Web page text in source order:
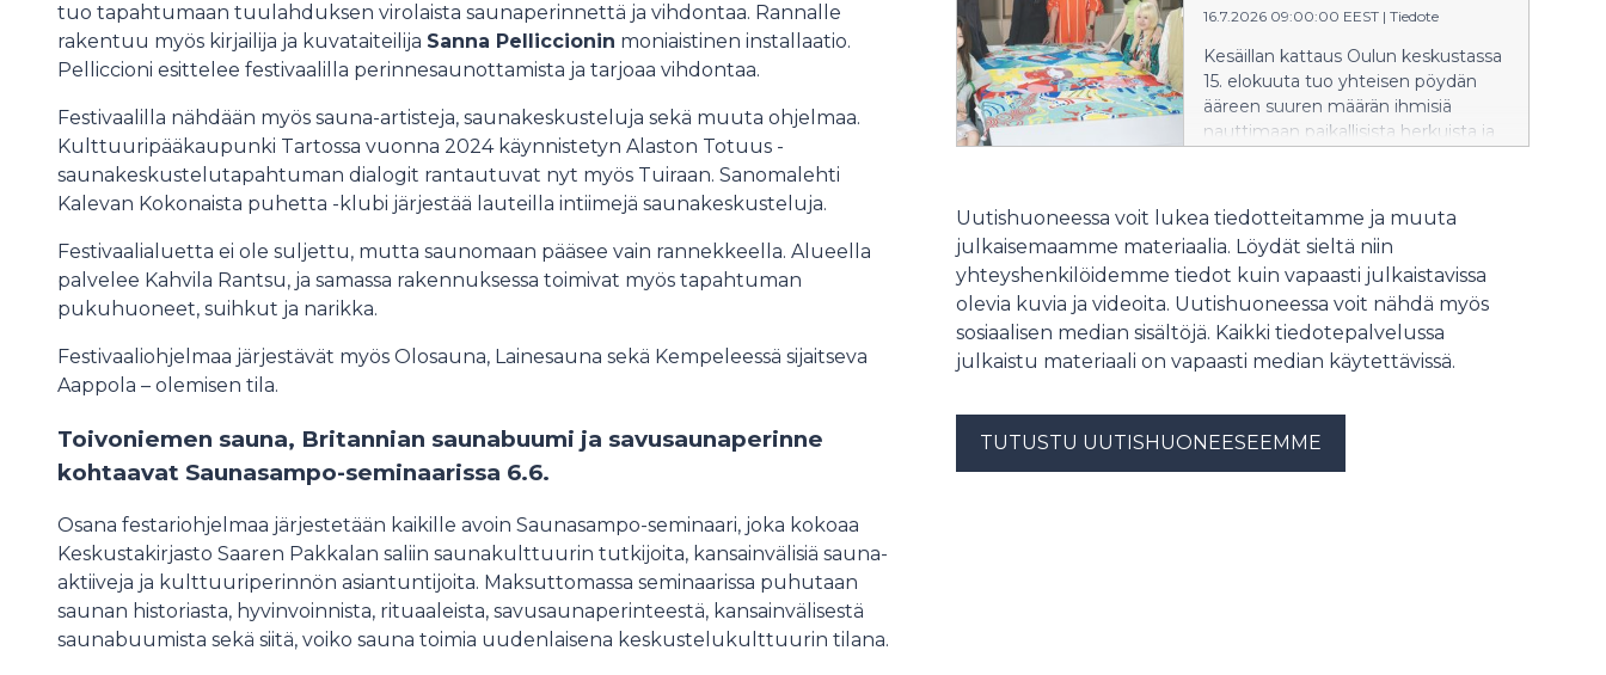
tuo tapahtumaan tuulahduksen virolaista saunaperinnettä ja vihdontaa. Rannalle
rakentuu myös kirjailija ja kuvataiteilija Sanna Pelliccionin moniaistinen installaatio.
Pelliccioni esittelee festivaalilla perinnesaunottamista ja tarjoaa vihdontaa.
Festivaalilla nähdään myös sauna-artisteja, saunakeskusteluja sekä muuta ohjelmaa.
Kulttuuripääkaupunki Tartossa vuonna 2024 käynnistetyn Alaston Totuus -
saunakeskustelutapahtuman dialogit rantautuvat nyt myös Tuiraan. Sanomalehti
Kalevan Kokonaista puhetta -klubi järjestää lauteilla intiimejä saunakeskusteluja.
Festivaalialuetta ei ole suljettu, mutta saunomaan pääsee vain rannekkeella. Alueella
palvelee Kahvila Rantsu, ja samassa rakennuksessa toimivat myös tapahtuman
pukuhuoneet, suihkut ja narikka.
Festivaaliohjelmaa järjestävät myös Olosauna, Lainesauna sekä Kempeleessä sijaitseva
Aappola – olemisen tila.
Toivoniemen sauna, Britannian saunabuumi ja savusaunaperinne
kohtaavat Saunasampo-seminaarissa 6.6.
Osana festariohjelmaa järjestetään kaikille avoin Saunasampo-seminaari, joka kokoaa
Keskustakirjasto Saaren Pakkalan saliin saunakulttuurin tutkijoita, kansainvälisiä sauna-
aktiiveja ja kulttuuriperinnön asiantuntijoita. Maksuttomassa seminaarissa puhutaan
saunan historiasta, hyvinvoinnista, rituaaleista, savusaunaperinteestä, kansainvälisestä
saunabuumista sekä siitä, voiko sauna toimia uudenlaisena keskustelukulttuurin tilana.
kilometer-long tablecloth as unique
as the event itself.
16.7.2026 09:00:00 EEST | Tiedote
Kesäillan kattaus Oulun keskustassa
15. elokuuta tuo yhteisen pöydän
ääreen suuren määrän ihmisiä
nauttimaan paikallisista herkuista ja
suunnitella kilometrin matkalle yhtä
ainutlaatuisen pöytäliinan kuin koko
tapahtuma on.
Uutishuoneessa voit lukea tiedotteitamme ja muuta
julkaisemaamme materiaalia. Löydät sieltä niin
yhteyshenkilöidemme tiedot kuin vapaasti julkaistavissa
olevia kuvia ja videoita. Uutishuoneessa voit nähdä myös
sosiaalisen median sisältöjä. Kaikki tiedotepalvelussa
julkaistu materiaali on vapaasti median käytettävissä.
TUTUSTU UUTISHUONEESEEMME